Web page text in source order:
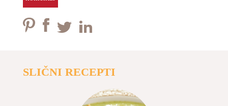
SLIČNI RECEPTI